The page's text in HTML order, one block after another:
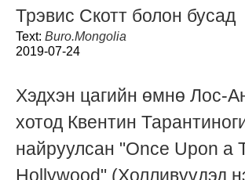
Трэвис Скотт болон бусад
Text: Buro.Mongolia
2019-07-24
Хэдхэн цагийн өмнө Лос-
хотод Квентин
найруулсан "Once Upon a
Hollywood" (Холливүүдэд